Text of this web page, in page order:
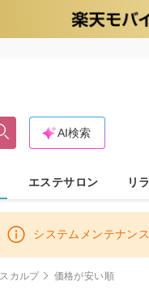
AI検索
エステサロン リ
システムメンテナン
スカルプ 価格が安い順